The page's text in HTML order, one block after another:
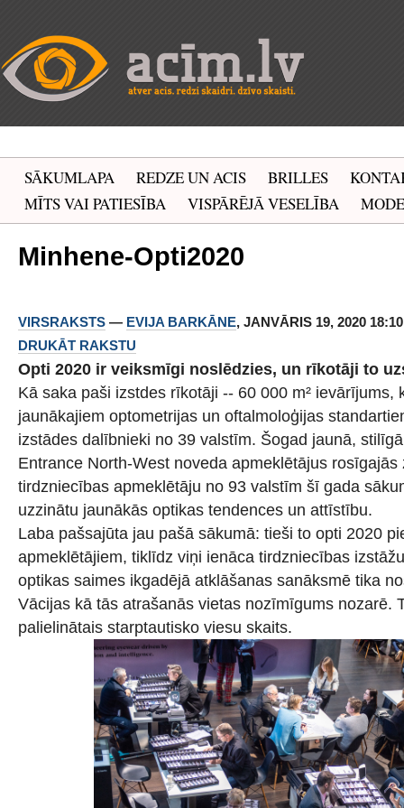
SĀKUMLAPA REDZE UN ACIS BRILLES
MĪTS VAI PATIESĪBA
VISPĀRĒJĀ VESELĪBA MODE
Minhene-Opti2020
VIRSRAKSTS — EVIJA BARKĀNE, JANVĀRIS 19, 2020
DRUKĀT RAKSTU
Opti 2020 ir veiksmīgi noslēdzies, un rīkotāji to
Kā saka paši izstdes rīkotāji -- 60 000 m² ievārījums,
jaunākajiem optometrijas un oftalmoloģijas
izstādes dalībnieki no 39 valstīm. Šogad jaunā,
Entrance North-West noveda apmeklētājus rosīgajās
tirdzniecības apmeklētāju no 93 valstīm šī gada
uzzinātu jaunākās optikas tendences un attīstību.
Laba pašsajūta jau pašā sākumā: tieši to opti 2020
apmeklētājiem, tiklīdz viņi ienāca tirdzniecības
optikas saimes ikgadējā atklāšanas sanāksmē tika
Vācijas kā tās atrašanās vietas nozīmīgums nozarē.
palielinātais starptautisko viesu skaits.